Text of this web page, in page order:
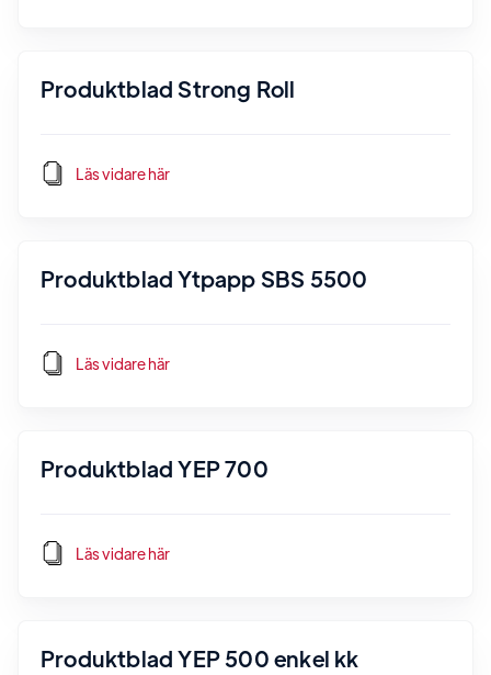
Produktblad Strong Roll
Läs vidare här
Produktblad Ytpapp SBS 5500
Läs vidare här
Produktblad YEP 700
Läs vidare här
Produktblad YEP 500 enkel kk